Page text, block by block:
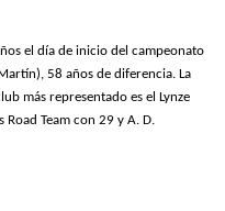
el día de inicio del campeonato
58 años de diferencia. La
más representado es el Lynze
Road Team con 29 y A. D.